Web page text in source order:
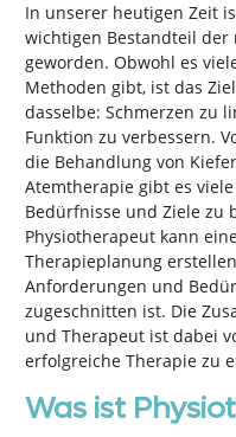
In unserer heutigen Zeit
wichtigen Bestandteil der
geworden. Obwohl es
Methoden gibt, ist das
dasselbe: Schmerzen zu
Funktion zu verbessern.
die Behandlung von
Atemtherapie gibt es
Bedürfnisse und Ziele zu
Physiotherapeut kann
Therapieplanung
Anforderungen und
zugeschnitten ist. Die
und Therapeut ist dabei
erfolgreiche Therapie zu
Was ist